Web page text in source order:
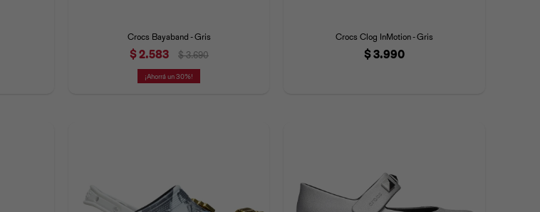
Crocs Bayaband - Gris
$2.583 $ 3.690
30
Crocs Clog InMotion - Gris
$3.990